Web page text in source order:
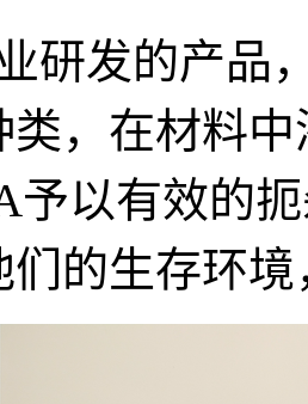
研发的产品
类，在材料
予以有效的
们的生存环